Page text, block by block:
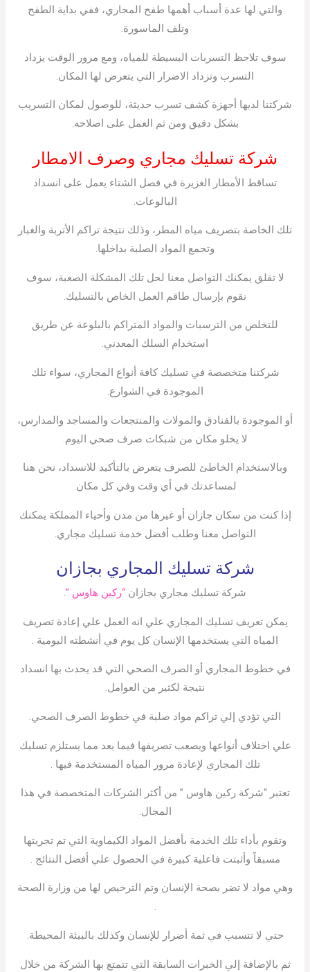
والتي لها عدة أسباب أهمها طفح المجاري، ففي بداية الطفح
وتلف الماسورة.
سوف تلاحظ التسربات البسيطة للمياه، ومع مرور الوقت يزداد
التسرب وتزداد الاضرار التي يتعرض لها المكان.
شركتنا لديها أجهزة كشف تسرب حديثة، للوصول لمكان التسريب
بشكل دقيق ومن ثم العمل على اصلاحه.
شركة تسليك مجاري وصرف الامطار
تساقط الأمطار الغزيرة في فصل الشتاء يعمل على انسداد
البالوعات.
تلك الخاصة بتصريف مياه المطر، وذلك نتيجة تراكم الأتربة والغبار
وتجمع المواد الصلبة بداخلها.
لا تقلق يمكنك التواصل معنا لحل تلك المشكلة الصعبة، سوف
نقوم بإرسال طاقم العمل الخاص بالتسليك.
للتخلص من الترسبات والمواد المتراكم بالبلوعة عن طريق
استخدام السلك المعدني.
شركتنا متخصصة في تسليك كافة أنواع المجاري، سواء تلك
الموجودة في الشوارع.
أو الموجودة بالفنادق والمولات والمنتجعات والمساجد والمدارس،
لا يخلو مكان من شبكات صرف صحي اليوم.
وبالاستخدام الخاطئ للصرف يتعرض بالتأكيد للانسداد، نحن هنا
لمساعدتك في أي وقت وفي كل مكان.
إذا كنت من سكان جازان أو غيرها من مدن وأحياء المملكة يمكنك
التواصل معنا وطلب أفضل خدمة تسليك مجاري.
شركة تسليك المجاري بجازان
شركة تسليك مجاري بجازان “ركين هاوس ”.
يمكن تعريف تسليك المجاري علي انه العمل علي إعادة تصريف
المياه التي يستخدمها الإنسان كل يوم في أنشطته اليومية .
في خطوط المجاري أو الصرف الصحي التي قد يحدث بها انسداد
نتيجة لكثير من العوامل.
التي تؤدي إلي تراكم مواد صلبة في خطوط الصرف الصحي.
علي اختلاف أنواعها ويصعب تصريفها فيما بعد مما يستلزم تسليك
تلك المجاري لإعادة مرور المياه المستخدمة فيها .
تعتبر “شركة ركين هاوس ” من أكثر الشركات المتخصصة في هذا
المجال.
وتقوم بأداء تلك الخدمة بأفضل المواد الكيماوية التي تم تجربتها
مسبقاً وأثبتت فاعلية كبيرة في الحصول علي أفضل النتائج .
وهي مواد لا تضر بصحة الإنسان وتم الترخيص لها من وزارة الصحة
.
حتي لا تتسبب في ثمة أضرار للإنسان وكذلك بالبيئة المحيطة.
ثم بالإضافة إلي الخبرات السابقة التي تتمتع بها الشركة من خلال